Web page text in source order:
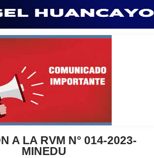
A LA RVM N° 014-2023-
MINEDU